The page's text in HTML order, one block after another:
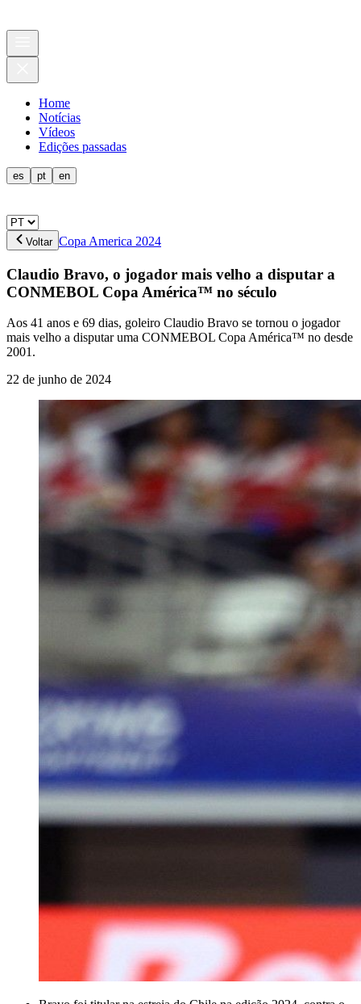
Home
Notícias
Vídeos
Edições passadas
es pt en
Voltar Copa America 2024
Claudio Bravo, o jogador mais velho a disputar a
CONMEBOL Copa América™ no século
Aos 41 anos e 69 dias, goleiro Claudio Bravo se tornou o jogador
mais velho a disputar uma CONMEBOL Copa América™ no desde
2001.
22 de junho de 2024